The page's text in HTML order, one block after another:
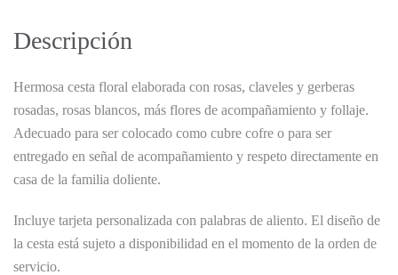
Descripción
Hermosa cesta floral elaborada con rosas, claveles y gerberas
rosadas, rosas blancos, más flores de acompañamiento y follaje.
Adecuado para ser colocado como cubre cofre o para ser
entregado en señal de acompañamiento y respeto directamente en
casa de la familia doliente.
Incluye tarjeta personalizada con palabras de aliento. El diseño de
la cesta está sujeto a disponibilidad en el momento de la orden de
servicio.